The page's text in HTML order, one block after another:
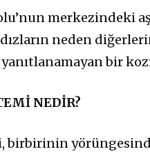
merkezindeki
neden
bir
NEDİR?
birbirinin